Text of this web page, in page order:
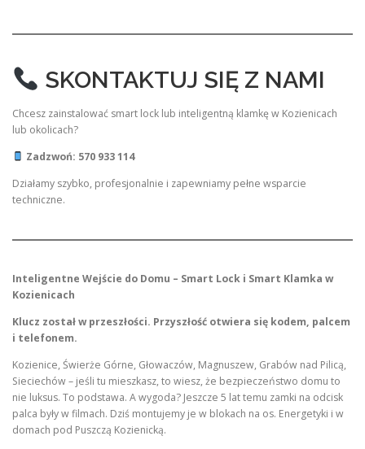
SKONTAKTUJ SIĘ Z NAMI
Chcesz zainstalować smart lock lub inteligentną klamkę w Kozienicach
lub okolicach?
Zadzwoń: 570 933 114
Działamy szybko, profesjonalnie i zapewniamy pełne wsparcie
techniczne.
Inteligentne Wejście do Domu – Smart Lock i Smart Klamka w
Kozienicach
Klucz został w przeszłości. Przyszłość otwiera się kodem, palcem
i telefonem.
Kozienice, Świerże Górne, Głowaczów, Magnuszew, Grabów nad Pilicą,
Sieciechów – jeśli tu mieszkasz, to wiesz, że bezpieczeństwo domu to
nie luksus. To podstawa. A wygoda? Jeszcze 5 lat temu zamki na odcisk
palca były w filmach. Dziś montujemy je w blokach na os. Energetyki i w
domach pod Puszczą Kozienicką.